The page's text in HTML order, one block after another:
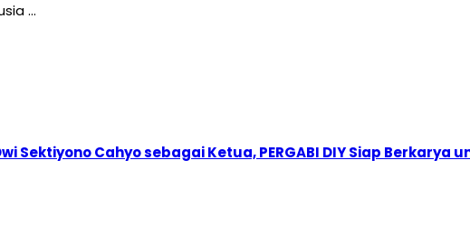
…
Sektiyono Cahyo sebagai Ketua, PERGABI DIY Siap